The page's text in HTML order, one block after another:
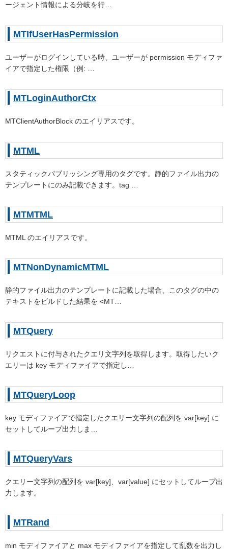
ージェント情報による分岐を行…
MTIfUserHasPermission
ユーザーがログインしている時、ユーザーが permission モディファ
イアで指定した権限（例: …
MTLoginAuthorCtx
MTClientAuthorBlock のエイリアスです。
MTML
スタティックパブリッシング専用のタグです。静的ファイル出力の
テンプレートにのみ記載できます。tag …
MTMTML
MTML のエイリアスです。
MTNonDynamicMTML
静的ファイル出力のテンプレートに記載した場合、このタグの中の
テキストをビルドした結果を <MT…
MTQuery
リクエストに付与されたクエリ文字列を取得します。取得したいク
エリーは key モディファイアで指定し…
MTQueryLoop
key モディファイアで指定したクエリー文字列の配列を var[key] に
セットしてループ出力しま…
MTQueryVars
クエリー文字列の配列を var[key]、var[value] にセットしてループ出
力します。
MTRand
min モディファイアと max モディファイアを指定して乱数を出力し